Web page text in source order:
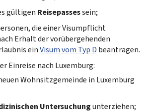
gültigen Reisepassessein;
die einer Visumpflicht
Erhalt der vorübergehenden
einVisum vom Typ D beantragen.
Einreise nach Luxemburg:
Wohnsitzgemeinde in Luxemburg
Untersuchungunterziehen;